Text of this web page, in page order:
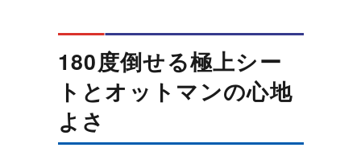
180度倒せる極上シー
トとオットマンの心地
よさ